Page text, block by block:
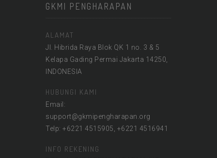
GKMI PENGHARAPAN
ALAMAT
Jl. Hibrida Raya Blok QK 1 no. 3 & 5
Kelapa Gading Permai Jakarta 14250,
INDONESIA
HUBUNGI KAMI
Email:
support@gkmipengharapan.org
Telp: +6221 4515905, +6221 4516941
INFO REKENING